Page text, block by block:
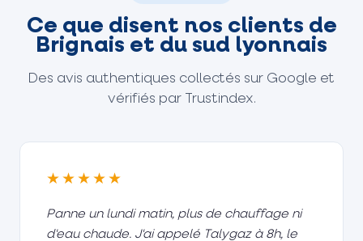
Ce que disent nos clients de
Brignais et du sud lyonnais
Des avis authentiques collectés sur Google et
vérifiés par Trustindex.
★★★★★
Panne un lundi matin, plus de chauffage ni
d'eau chaude. J'ai appelé Talygaz à 8h, le